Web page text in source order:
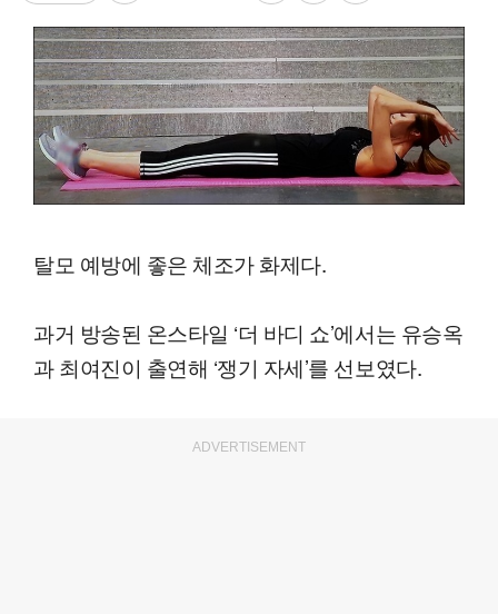
탈모 예방에 좋은 체조가 화제다.
과거 방송된 온스타일 ‘더 바디 쇼’에서는 유승옥
과 최여진이 출연해 ‘쟁기 자세’를 선보였다.
ADVERTISEMENT